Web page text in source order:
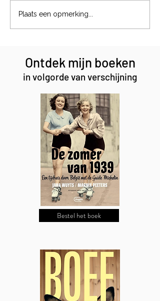
Het jachtinstinct van een
podenco
Plaats een opmerking...
Ontdek mijn boeken
in volgorde van verschijning
Bestel het boek